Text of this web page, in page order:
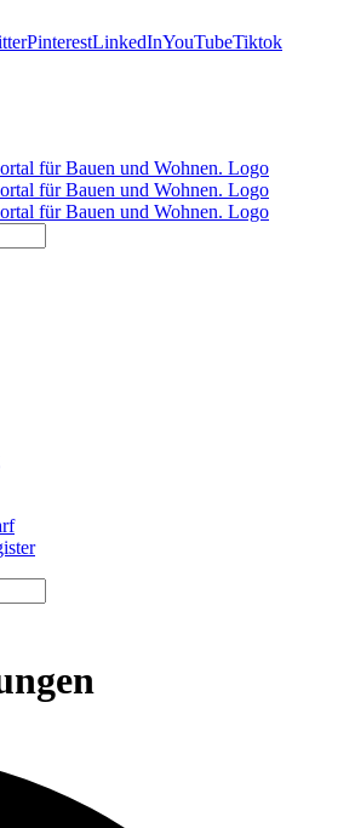
PinterestLinkedInYouTubeTiktok